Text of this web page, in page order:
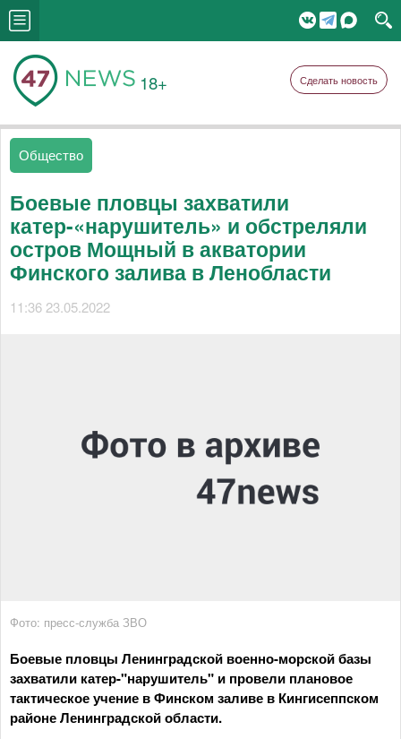
18+ Сделать новость
Общество
Боевые пловцы захватили
катер-«нарушитель» и обстреляли
остров Мощный в акватории
Финского залива в Ленобласти
11:36 23.05.2022
Фото: пресс-служба ЗВО
Боевые пловцы Ленинградской военно-морской базы
захватили катер-"нарушитель" и провели плановое
тактическое учение в Финском заливе в Кингисеппском
районе Ленинградской области.